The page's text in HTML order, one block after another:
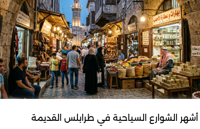
أشهر الشوارع السياحية في طرابلس القديمة